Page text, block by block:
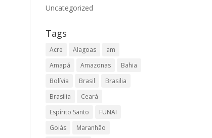
Uncategorized
Tags
Acre Alagoas
am
Amapá
Amazonas
Bahia
Bolívia
Brasil
Brasilia
Brasília
Ceará
Espírito Santo
FUNAI
Goiás
Maranhão